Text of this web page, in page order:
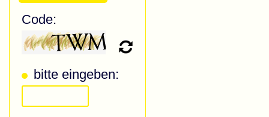
Code:
bitte eingeben: